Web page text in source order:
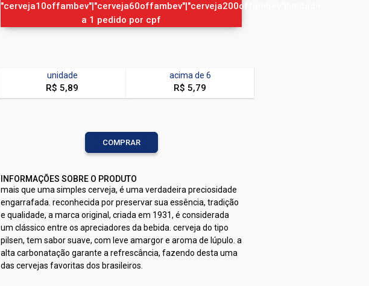
"cerveja10offambev"|"cerveja60offambev"|"cerveja200offambev"|limitado
a 1 pedido por cpf
unidade
R$ 5,89
acima de 6
R$ 5,79
COMPRAR
INFORMAÇÕES SOBRE O PRODUTO
mais que uma simples cerveja, é uma verdadeira preciosidade
engarrafada. reconhecida por preservar sua essência, tradição
e qualidade, a marca original, criada em 1931, é considerada
um clássico entre os apreciadores da bebida. cerveja do tipo
pilsen, tem sabor suave, com leve amargor e aroma de lúpulo. a
alta carbonatação garante a refrescância, fazendo desta uma
das cervejas favoritas dos brasileiros.